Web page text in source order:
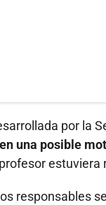
por la
una posible
responsables